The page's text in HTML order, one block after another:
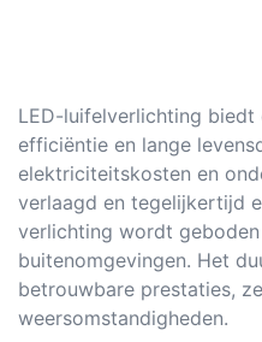
LED-luifelverlichting biedt
efficiëntie en lange
elektriciteitskosten en
verlaagd en tegelijkertijd
verlichting wordt
buitenomgevingen. Het
betrouwbare prestaties,
weersomstandigheden.